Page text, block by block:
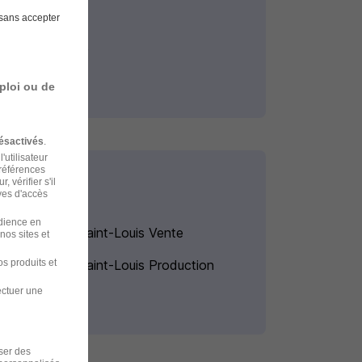
Alternance Saint-Louis Vente
Alternance Saint-Louis Production
accepter
ou de
.
vérifier s'il
d'accès
en
sites et
produits et
une
des